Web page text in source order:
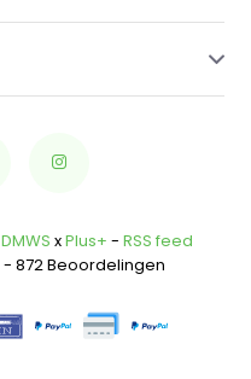
DMWS xPlus+ - RSS feed
- 872 Beoordelingen